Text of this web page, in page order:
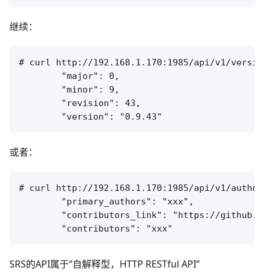
继续：
# curl http://192.168.1.170:1985/api/v1/
        "major": 0,
        "minor": 9,
        "revision": 43,
或者：
# curl http://192.168.1.170:1985/api/v1/
        "primary_authors": "xxx",
"contributors_link": "https://
SRS的API属于“自解释型，HTTP RESTful API”